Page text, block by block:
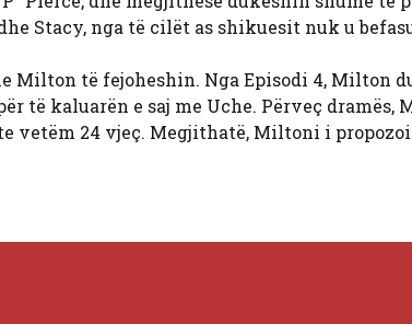
Stacy, nga të cilët as shikuesit nuk u
Milton të fejoheshin. Nga Episodi 4, Milton
të kaluarën e saj me Uche. Përveç dramës,
vetëm 24 vjeç. Megjithatë, Miltoni i